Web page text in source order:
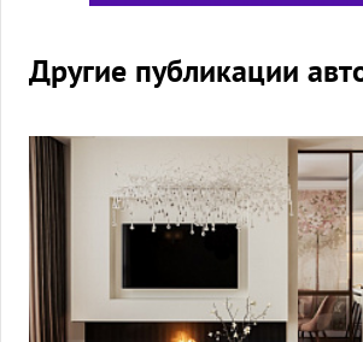
Другие публикации